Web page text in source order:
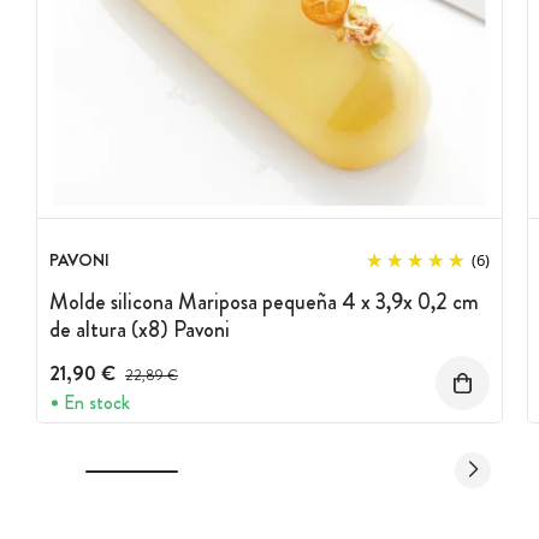
Pavoni
PAVONI (6)
Molde silicona Mariposa pequeña 4 x 3,9x 0,2 cm
de altura (x8) Pavoni
21,90 € Precio antes del descuento
22,89 €
En stock